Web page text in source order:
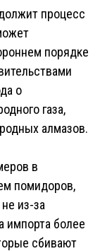
процесс
порядке
о
газа,
алмазов.
в
помидоров,
из-за
импорта более
сбивают